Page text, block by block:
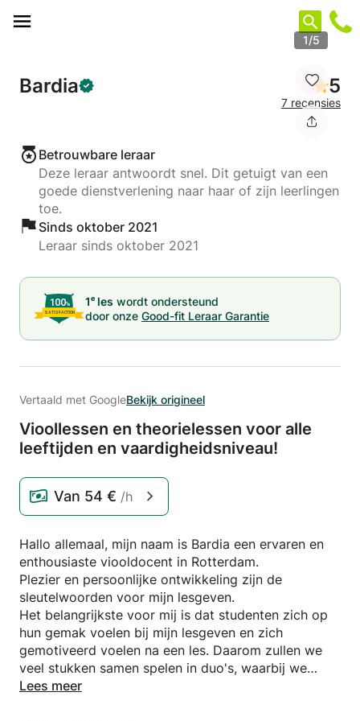
1/5
Bardia 5
7 recensies
Betrouwbare leraar
Deze leraar antwoordt snel. Dit getuigt van een
goede dienstverlening naar haar of zijn leerlingen
toe.
Sinds oktober 2021
Leraar sinds oktober 2021
1e les wordt ondersteund
door onze Good-fit Leraar Garantie
Vertaald met GoogleBekijk origineel
Vioollessen en theorielessen voor alle
leeftijden en vaardigheidsniveau!
Van 54 € /h
Hallo allemaal, mijn naam is Bardia een ervaren en
enthousiaste viooldocent in Rotterdam.
Plezier en persoonlijke ontwikkeling zijn de
sleutelwoorden voor mijn lesgeven.
Het belangrijkste voor mij is dat studenten zich op
hun gemak voelen bij mijn lesgeven en zich
gemotiveerd voelen na een les. Daarom zullen we
veel stukken samen spelen in duo's, waarbij we
proberen om in je eigen tempo medeplichtigheid te
Lees meer